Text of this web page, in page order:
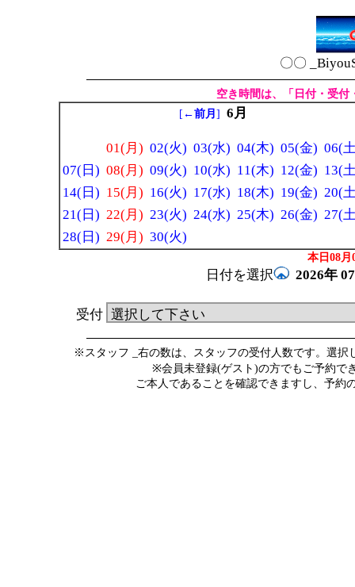
〇〇
空き時間は、「日付・受
[ ←前月 ] 6月
01(月) 02(火) 03(水) 04(木) 05(金) 06(
07(日) 08(月) 09(火) 10(水) 11(木) 12(金) 13(
14(日) 15(月) 16(火) 17(水) 18(木) 19(金) 20(
21(日) 22(月) 23(火) 24(水) 25(木) 26(金) 27(
28(日) 29(月) 30(火)
本日08月
日付を選択 2026年
受付
※スタッフ _右の数は、スタッフの受付人数です。選
※会員未登録(ゲスト)の方でもご予約で
ご本人であることを確認できますし、予約